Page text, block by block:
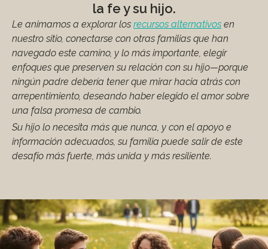
la fe y su hijo.
Le animamos a explorar los recursos alternativos en
nuestro sitio, conectarse con otras familias que han
navegado este camino, y lo más importante, elegir
enfoques que preserven su relación con su hijo—porque
ningún padre debería tener que mirar hacia atrás con
arrepentimiento, deseando haber elegido el amor sobre
una falsa promesa de cambio.
Su hijo lo necesita más que nunca, y con el apoyo e
información adecuados, su familia puede salir de este
desafío más fuerte, más unida y más resiliente.